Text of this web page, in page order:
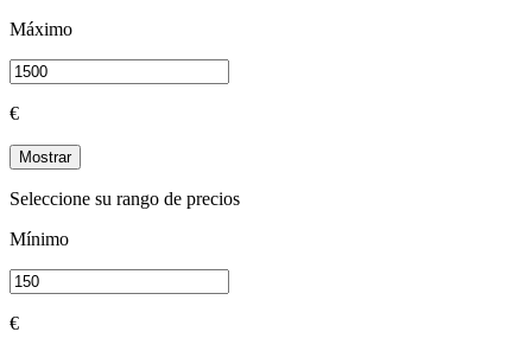
Máximo
€
Mostrar
Seleccione su rango de precios
Mínimo
€